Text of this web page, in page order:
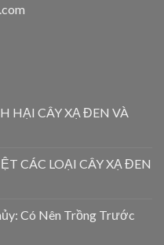
HẠI CÂY XẠ ĐEN VÀ
CÁC LOẠI CÂY XẠ ĐEN
Có Nên Trồng Trước